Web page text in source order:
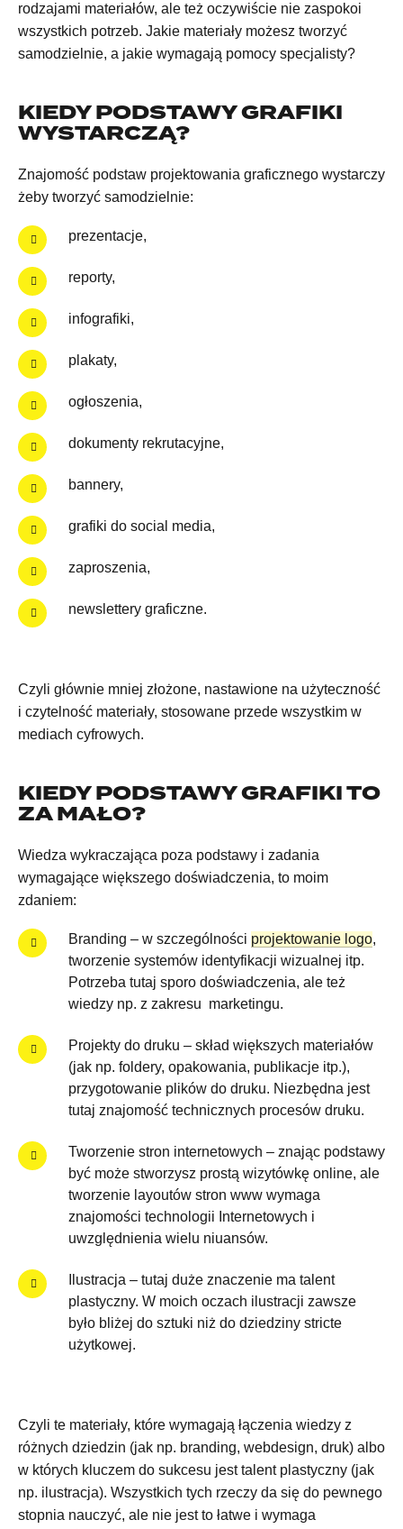
rodzajami materiałów, ale też oczywiście nie zaspokoi
wszystkich potrzeb. Jakie materiały możesz tworzyć
samodzielnie, a jakie wymagają pomocy specjalisty?
KIEDY PODSTAWY GRAFIKI
WYSTARCZĄ?
Znajomość podstaw projektowania graficznego wystarczy
żeby tworzyć samodzielnie:
prezentacje,
reporty,
infografiki,
plakaty,
ogłoszenia,
dokumenty rekrutacyjne,
bannery,
grafiki do social media,
zaproszenia,
newslettery graficzne.
Czyli głównie mniej złożone, nastawione na użyteczność
i czytelność materiały, stosowane przede wszystkim w
mediach cyfrowych.
KIEDY PODSTAWY GRAFIKI TO
ZA MAŁO?
Wiedza wykraczająca poza podstawy i zadania
wymagające większego doświadczenia, to moim
zdaniem:
Branding – w szczególności projektowanie logo,
tworzenie systemów identyfikacji wizualnej itp.
Potrzeba tutaj sporo doświadczenia, ale też
wiedzy np. z zakresu marketingu.
Projekty do druku – skład większych materiałów
(jak np. foldery, opakowania, publikacje itp.),
przygotowanie plików do druku. Niezbędna jest
tutaj znajomość technicznych procesów druku.
Tworzenie stron internetowych – znając podstawy
być może stworzysz prostą wizytówkę online, ale
tworzenie layoutów stron www wymaga
znajomości technologii Internetowych i
uwzględnienia wielu niuansów.
Ilustracja – tutaj duże znaczenie ma talent
plastyczny. W moich oczach ilustracji zawsze
było bliżej do sztuki niż do dziedziny stricte
użytkowej.
Czyli te materiały, które wymagają łączenia wiedzy z
różnych dziedzin (jak np. branding, webdesign, druk) albo
w których kluczem do sukcesu jest talent plastyczny (jak
np. ilustracja). Wszystkich tych rzeczy da się do pewnego
stopnia nauczyć, ale nie jest to łatwe i wymaga